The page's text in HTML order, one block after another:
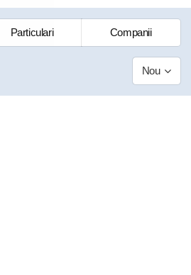
Particulari Companii
Nou